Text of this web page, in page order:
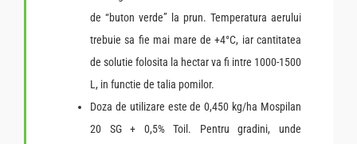
de “buton verde” la prun. Temperatura aerului
trebuie sa fie mai mare de +4°C, iar cantitatea
de solutie folosita la hectar va fi intre 1000-1500
L, in functie de talia pomilor.
Doza de utilizare este de 0,450 kg/ha Mospilan
20 SG + 0,5% Toil. Pentru gradini, unde